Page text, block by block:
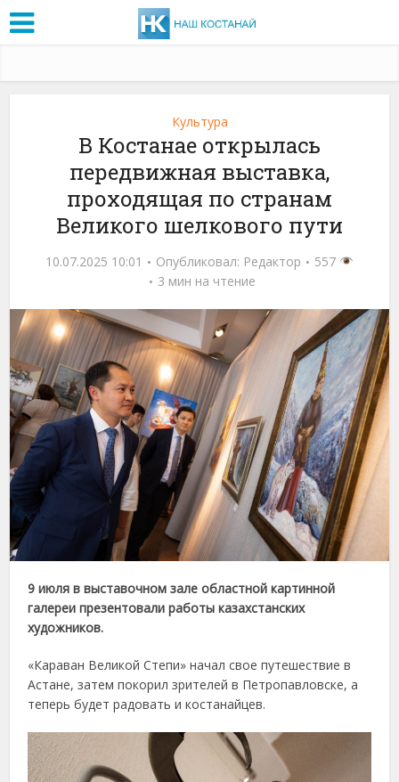
Культура
В Костанае открылась
передвижная выставка,
проходящая по странам
Великого шелкового пути
10.07.2025 10:01 Опубликовал: Редактор
557
3 мин на чтение
9 июля в выставочном зале областной картинной
галереи презентовали работы казахстанских
художников.
«Караван Великой Степи» начал свое путешествие в
Астане, затем покорил зрителей в Петропавловске, а
теперь будет радовать и костанайцев.